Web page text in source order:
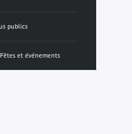
publics
et événements